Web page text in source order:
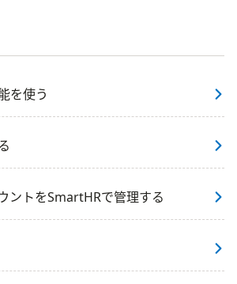
を使う
ントをSmartHRで管理する